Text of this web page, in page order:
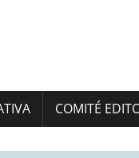
COMITÉ